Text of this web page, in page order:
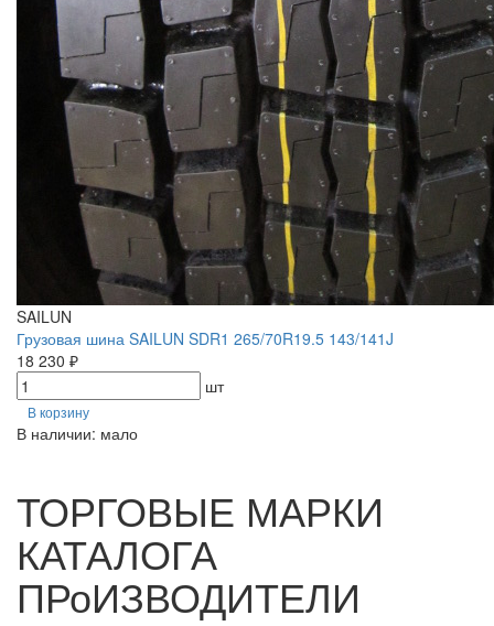
SAILUN
Грузовая шина SAILUN SDR1 265/70R19.5 143/141J
18 230 ₽
шт
В корзину
В наличии: мало
ТОРГОВЫЕ МАРКИ
КАТАЛОГА
ПРоИЗВОДИТЕЛИ